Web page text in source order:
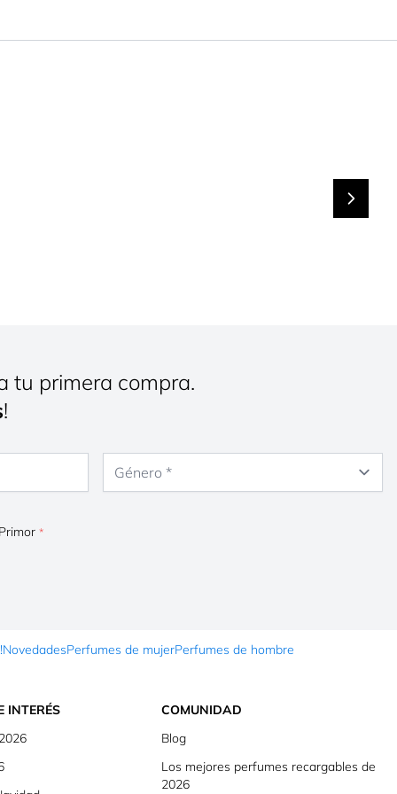
tu primera compra.
!
NovedadesPerfumes de mujerPerfumes de hombre
INTERÉS
COMUNIDAD
Blog
Los mejores perfumes recargables de
2026